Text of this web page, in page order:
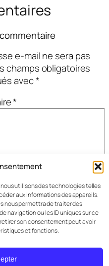
utilisons des technologies telles
aux informations des appareils.
nous permettra de traiter des
navigation ou les ID uniques sur ce
son consentement peut avoir
et fonctions.
e-mail ne sera pas
champs obligatoires
avec*
*